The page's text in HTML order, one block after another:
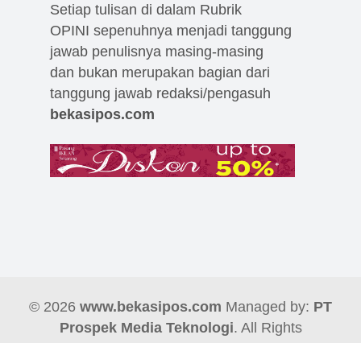
Setiap tulisan di dalam Rubrik
OPINI sepenuhnya menjadi tanggung
jawab penulisnya masing-masing
dan bukan merupakan bagian dari
tanggung jawab redaksi/pengasuh
bekasipos.com
© 2026 www.bekasipos.com Managed by: PT
Prospek Media Teknologi. All Rights